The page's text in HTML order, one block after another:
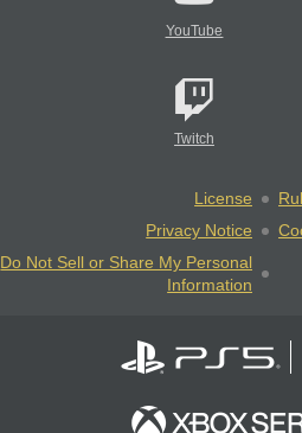
YouTube
Twitch
License
Privacy Notice
Do Not Sell or Share My Personal
Information